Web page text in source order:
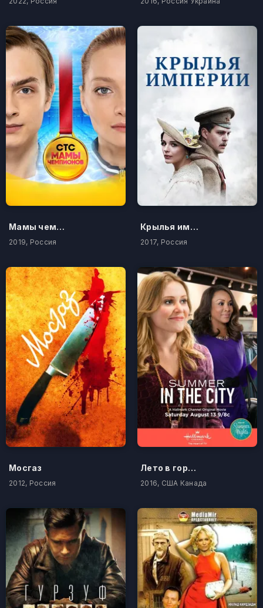
Мамы чемпионов
2019, Россия
Крылья империи
2017, Россия
Мосгаз
2012, Россия
Лето в городе
2016, США Канада